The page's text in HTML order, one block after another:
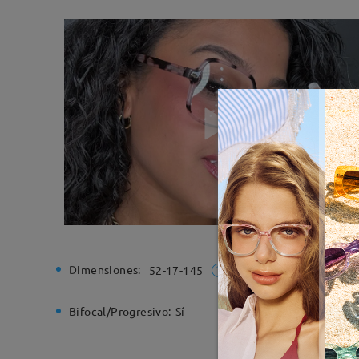
Dimensiones: 52-17-145 Ancho
Bifocal/Progresivo: Sí Bisagra